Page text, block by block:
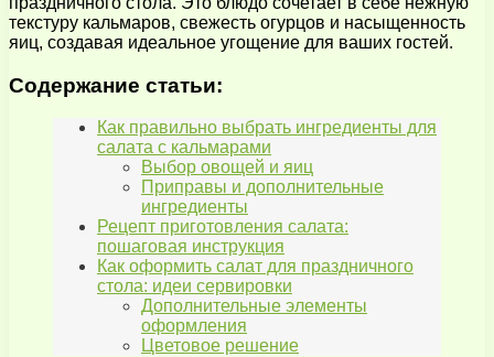
текстуру кальмаров, свежесть огурцов и насыщенность
яиц, создавая идеальное угощение для ваших гостей.
Содержание статьи:
Как правильно выбрать ингредиенты для
салата с кальмарами
Выбор овощей и яиц
Приправы и дополнительные
ингредиенты
Рецепт приготовления салата:
пошаговая инструкция
Как оформить салат для праздничного
стола: идеи сервировки
Дополнительные элементы
оформления
Цветовое решение